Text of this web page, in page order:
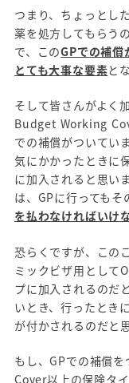
つまり、ちょっとし
薬を処方してもらう
で、このGPでの補償
とても大事な要素と
そして皆さんがよく
Budget Working
での補償がついてい
気にかかったときに
に加入されると思
は、GPに行ってもそ
を払わなければいけ
恐らくですが、この
ミックビザ用として
プに加入されるのだ
いとき、行ったとき
が付かされるのだと
もし、GPでの補償を
Cover以上の保険タ